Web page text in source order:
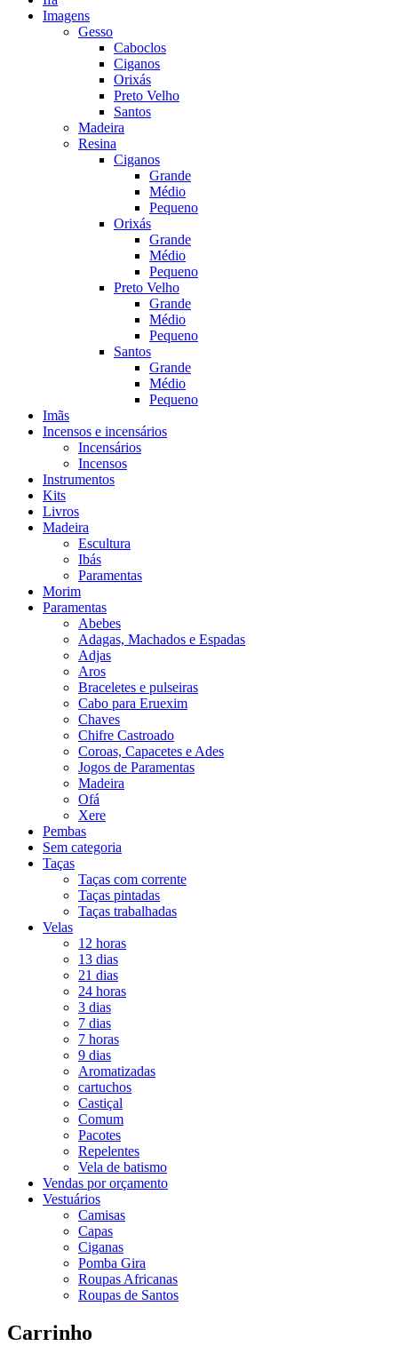
Imagens
Gesso
Caboclos
Ciganos
Orixás
Preto Velho
Santos
Madeira
Resina
Ciganos
Grande
Médio
Pequeno
Orixás
Grande
Médio
Pequeno
Preto Velho
Grande
Médio
Pequeno
Santos
Grande
Médio
Pequeno
Imãs
Incensos e incensários
Incensários
Incensos
Instrumentos
Kits
Livros
Madeira
Escultura
Ibás
Paramentas
Morim
Paramentas
Abebes
Adagas, Machados e Espadas
Adjas
Aros
Braceletes e pulseiras
Cabo para Eruexim
Chaves
Chifre Castroado
Coroas, Capacetes e Ades
Jogos de Paramentas
Madeira
Ofá
Xere
Pembas
Sem categoria
Taças
Taças com corrente
Taças pintadas
Taças trabalhadas
Velas
12 horas
13 dias
21 dias
24 horas
3 dias
7 dias
7 horas
9 dias
Aromatizadas
cartuchos
Castiçal
Comum
Pacotes
Repelentes
Vela de batismo
Vendas por orçamento
Vestuários
Camisas
Capas
Ciganas
Pomba Gira
Roupas Africanas
Roupas de Santos
Carrinho